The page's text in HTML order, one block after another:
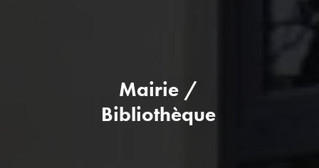
Mairie /
Bibliothèque